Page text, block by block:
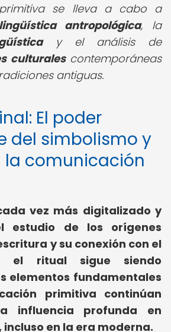
se lleva a cabo a
lingüística antropológica, la
y el análisis de
culturalescontemporáneas
antiguas.
El poder
del simbolismo y
la comunicación
vez más digitalizado y
estudio de los orígenes
y su conexión con el
el ritual sigue siendo
elementos fundamentales
primitiva continúan
influencia profunda en
en la era moderna.